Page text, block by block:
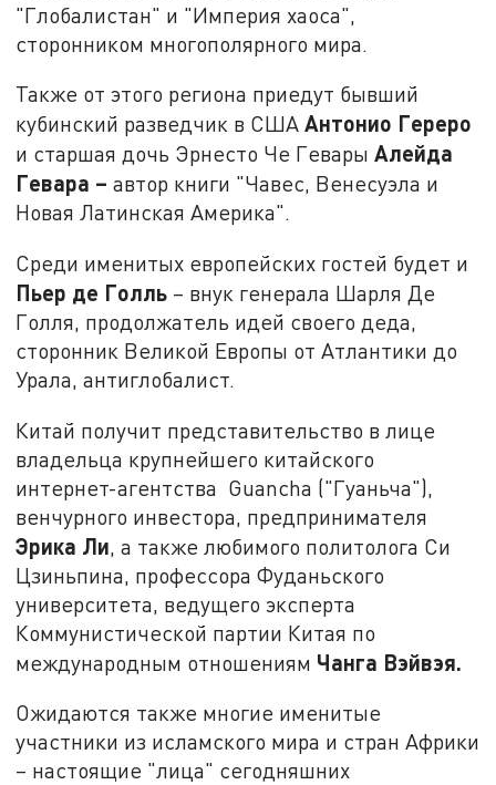
"Глобалистан" и "Империя хаоса",
сторонником многополярного мира.
Также от этого региона приедут бывший
кубинский разведчик в СШААнтонио Гереро
и старшая дочь Эрнесто Че ГеварыАлейда
Гевара – автор книги "Чавес, Венесуэла и
Новая Латинская Америка".
Среди именитых европейских гостей будет и
Пьер де Голль – внук генерала Шарля Де
Голля, продолжатель идей своего деда,
сторонник Великой Европы от Атлантики до
Урала, антиглобалист.
Китай получит представительство в лице
владельца крупнейшего китайского
интернет-агентства Guancha ("Гуаньча"),
венчурного инвестора, предпринимателя
Эрика Ли, а также любимого политолога Си
Цзиньпина, профессора Фуданьского
университета, ведущего эксперта
Коммунистической партии Китая по
международным отношениям Чанга Вэйвэя.
Ожидаются также многие именитые
участники из исламского мира и стран Африки
– настоящие "лица" сегодняшних